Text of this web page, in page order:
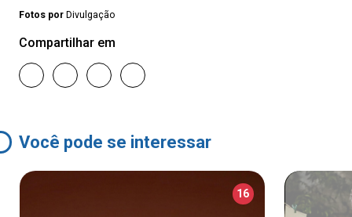
Fotos por Divulgação
Compartilhar em
Você pode se interessar
16